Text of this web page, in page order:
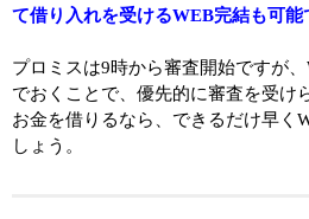
て借り入れを受けるWEB完結も可能
プロミスは9時から審査開始ですが
でおくことで、優先的に審査を受け
お金を借りるなら、できるだけ早く
しょう。